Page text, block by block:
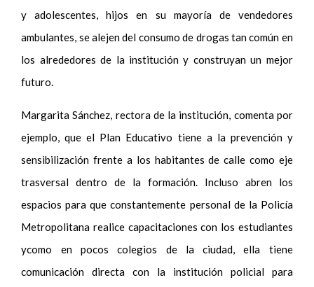
y adolescentes, hijos en su mayoría de vendedores
ambulantes, se alejen del consumo de drogas tan común en
los alrededores de la institución y construyan un mejor
futuro.
Margarita Sánchez, rectora de la institución, comenta por
ejemplo, que el Plan Educativo tiene a la prevención y
sensibilización frente a los habitantes de calle como eje
trasversal dentro de la formación. Incluso abren los
espacios para que constantemente personal de la Policía
Metropolitana realice capacitaciones con los estudiantes
ycomo en pocos colegios de la ciudad, ella tiene
comunicación directa con la institución policial para